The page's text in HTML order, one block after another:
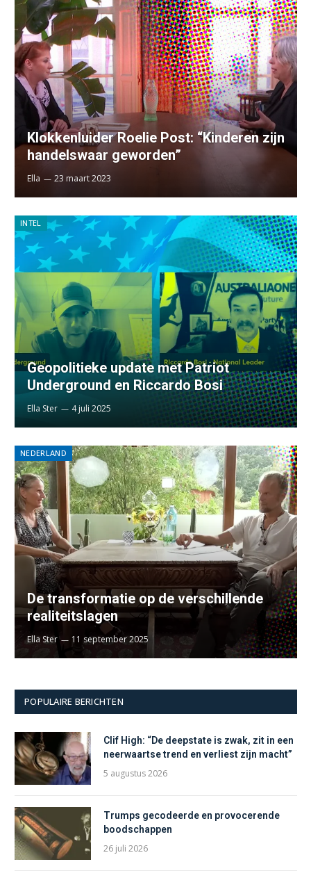
Klokkenluider Roelie Post: “Kinderen zijn
handelswaar geworden”
Ella 23 maart 2023
INTEL
Geopolitieke update met Patriot
Underground en Riccardo Bosi
Ella Ster 4 juli 2025
NEDERLAND
De transformatie op de verschillende
realiteitslagen
Ella Ster 11 september 2025
POPULAIRE BERICHTEN
Clif High: “De deepstate is zwak, zit in een
neerwaartse trend en verliest zijn macht”
5 augustus 2026
Trumps gecodeerde en provocerende
boodschappen
26 juli 2026